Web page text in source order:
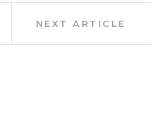
NEXT ARTICLE